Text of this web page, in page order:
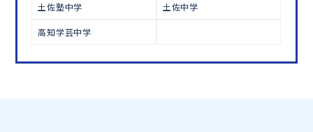
土佐塾中学 土佐中学
高知学芸中学